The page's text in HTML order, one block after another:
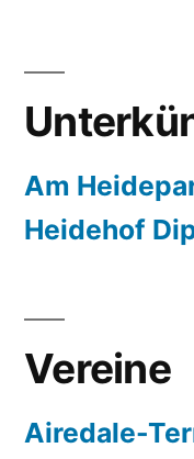
Am
Heidehof
Vereine
Airedale-